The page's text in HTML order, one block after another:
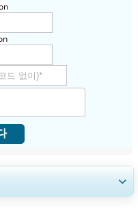
프로필, 경쟁 벤치마킹, 및 최